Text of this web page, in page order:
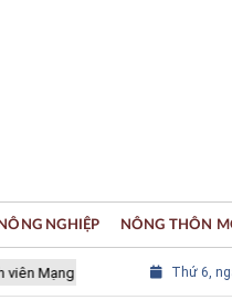
Mạng lưới các Thành phố Thủ
Thứ 6,
NGHIỆP NÔNG THÔN